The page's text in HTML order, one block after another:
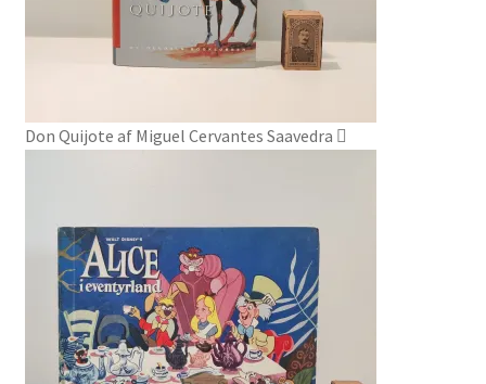
Don Quijote af Miguel Cervantes Saavedra